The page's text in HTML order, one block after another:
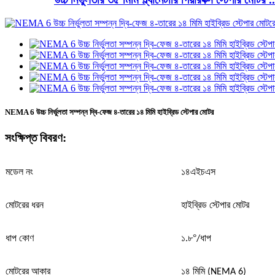
NEMA 6 উচ্চ নির্ভুলতা সম্পন্ন দ্বি-ফেজ ৪-তারের ১৪ মিমি হাইব্রিড স্টেপার মোটর
সংক্ষিপ্ত বিবরণ:
মডেল নং ১৪এইচএস
মোটরের ধরন হাইব্রিড স্টেপার মোটর
ধাপ কোণ ১.৮°/ধাপ
মোটরের আকার ১৪ মিমি (NEMA 6)